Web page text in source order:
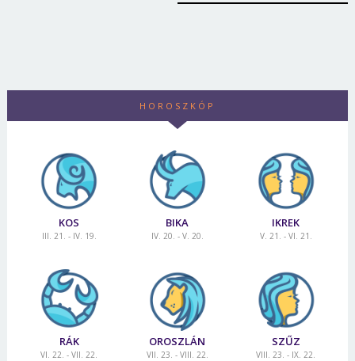
HOROSZKÓP
KOS
III. 21. - IV. 19.
BIKA
IV. 20. - V. 20.
IKREK
V. 21. - VI. 21.
RÁK
VI. 22. - VII. 22.
OROSZLÁN
VII. 23. - VIII. 22.
SZŰZ
VIII. 23. - IX. 22.